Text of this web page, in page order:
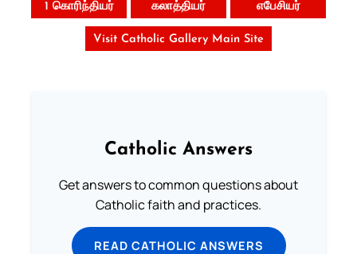
1 கொரிந்தியர் கலாத்தியர் எபேசியர்
Visit Catholic Gallery Main Site
Catholic Answers
Get answers to common questions about
Catholic faith and practices.
READ CATHOLIC ANSWERS